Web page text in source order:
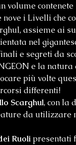
volume
i Livelli che
assieme ai
nel
e segreti da
e la natura
più volte
differenti!
Scarghul, con la
da utilizzare
Ruoli presentati